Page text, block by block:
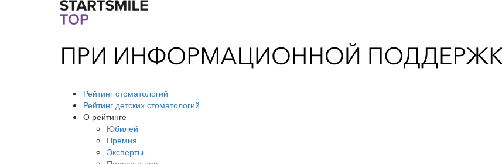
Рейтинг стоматологий
Рейтинг детских стоматологий
О рейтинге
Юбилей
Премия
Эксперты